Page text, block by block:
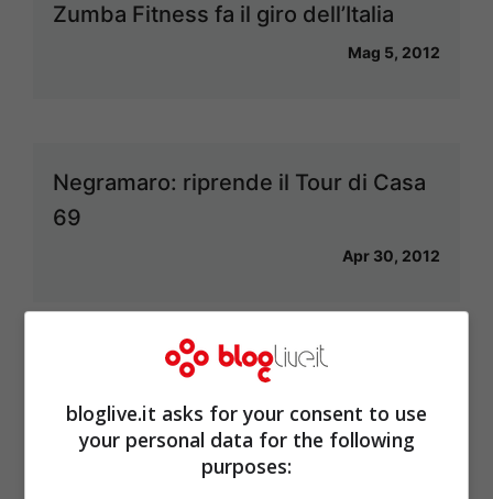
Zumba Fitness fa il giro dell’Italia
Mag 5, 2012
Negramaro: riprende il Tour di Casa
69
Apr 30, 2012
Treni Frecciarossa Milano-Torino
aumentano
bloglive.it asks for your consent to use
your personal data for the following
purposes: